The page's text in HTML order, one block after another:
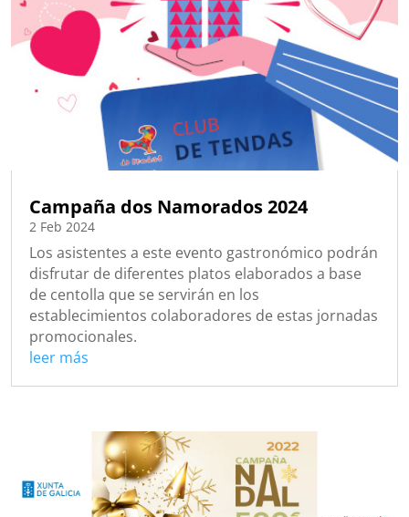
Campaña dos Namorados 2024
2 Feb 2024
Los asistentes a este evento gastronómico podrán
disfrutar de diferentes platos elaborados a base
de centolla que se servirán en los
establecimientos colaboradores de estas jornadas
promocionales.
leer más